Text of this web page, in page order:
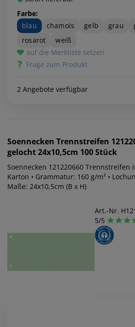
Farbe:
blau
chamois gelb grau
rosarot
weiß
auf die Merkliste setzen
Frage zum Produkt
2 Angebote verfügbar
Soennecken Trennstreifen
gelocht 24x10,5cm 100 Stück
Soennecken 121220660 Trennstreifen
Karton • Grammatur: 160 g/m² •
Maße: 24x10,5cm (B x H)
Art.-Nr.
5/5